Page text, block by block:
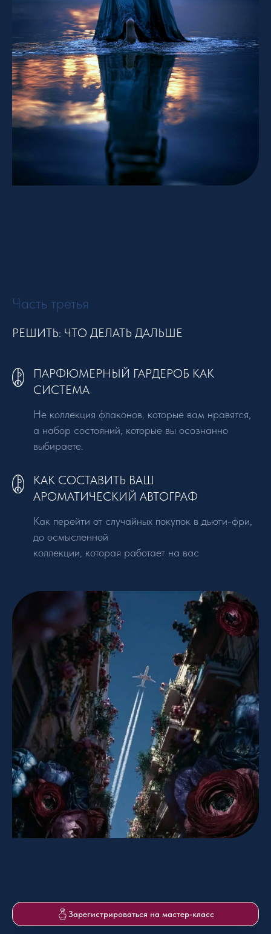
Часть третья
РЕШИТЬ: ЧТО ДЕЛАТЬ ДАЛЬШЕ
ПАРФЮМЕРНЫЙ ГАРДЕРОБ КАК
СИСТЕМА
Не коллекция флаконов, которые вам нравятся,
а набор состояний, которые вы осознанно
выбираете.
КАК СОСТАВИТЬ ВАШ
АРОМАТИЧЕСКИЙ АВТОГРАФ
Как перейти от случайных покупок в дьюти-фри,
до осмысленной
коллекции, которая работает на вас
Зарегистрироваться на мастер-класс